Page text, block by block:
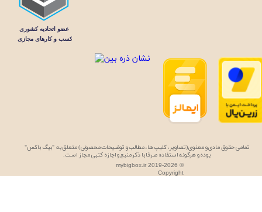
تمامی حقوق مادی و معنوی (تصاویر، کلیپ ها، مطالب و توضیحات محصولی) متعلق به "بیگ باکس"
بوده و هرگونه استفاده صرفا با ذکر منبع و اجازه کتبی مجاز است.
mybigbox.ir 2019-2026 ©
Copyright